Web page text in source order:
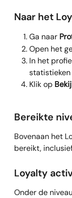
Naar het
Ga naar
Open het
In het
Klik op
Bereikte
Bovenaan het
bereikt,
Loyalty
Onder de